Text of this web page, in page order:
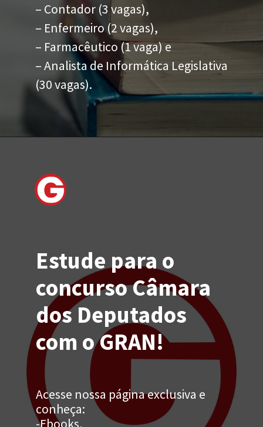
– Contador (3 vagas),
– Enfermeiro (2 vagas),
– Farmacêutico (1 vaga) e
– Analista de Informática Legislativa
(30 vagas).
Estude para o
concurso Câmara
dos Deputados
com o GRAN!
Acesse nossa página exclusiva e
conheça:
-Ebooks,